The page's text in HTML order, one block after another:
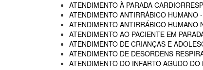
ATENDIMENTO À PARADA
ATENDIMENTO ANTIRRÁBICO HUMANO
ATENDIMENTO ANTIRRÁBICO HUMANO
ATENDIMENTO AO PACIENTE EM
ATENDIMENTO DE CRIANÇAS E
ATENDIMENTO DE DESORDENS
ATENDIMENTO DO INFARTO AGUDO